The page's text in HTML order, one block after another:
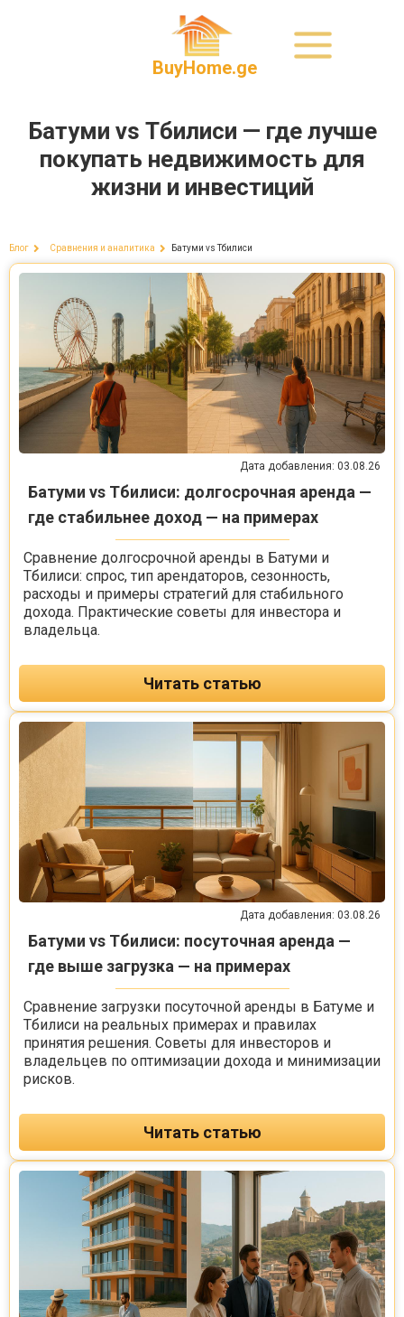
BuyHome.ge
Батуми vs Тбилиси — где лучше
покупать недвижимость для
жизни и инвестиций
Блог Сравнения и аналитика Батуми vs Тбилиси
Дата добавления: 03.08.26
Батуми vs Тбилиси: долгосрочная аренда —
где стабильнее доход — на примерах
Сравнение долгосрочной аренды в Батуми и
Тбилиси: спрос, тип арендаторов, сезонность,
расходы и примеры стратегий для стабильного
дохода. Практические советы для инвестора и
владельца.
Читать статью
Дата добавления: 03.08.26
Батуми vs Тбилиси: посуточная аренда —
где выше загрузка — на примерах
Сравнение загрузки посуточной аренды в Батуме и
Тбилиси на реальных примерах и правилах
принятия решения. Советы для инвесторов и
владельцев по оптимизации дохода и минимизации
рисков.
Читать статью